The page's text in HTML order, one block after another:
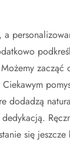
zacząć
dodadzą
się